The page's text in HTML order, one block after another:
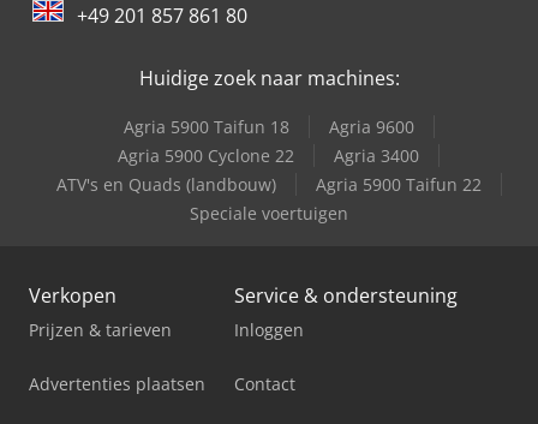
+49 201 857 861 80
Huidige zoek naar machines:
Agria 5900 Taifun 18
Agria 9600
Agria 5900 Cyclone 22
Agria 3400
ATV's en Quads (landbouw)
Agria 5900 Taifun 22
Speciale voertuigen
Verkopen
Prijzen & tarieven
Advertenties plaatsen
Service & ondersteuning
Inloggen
Contact